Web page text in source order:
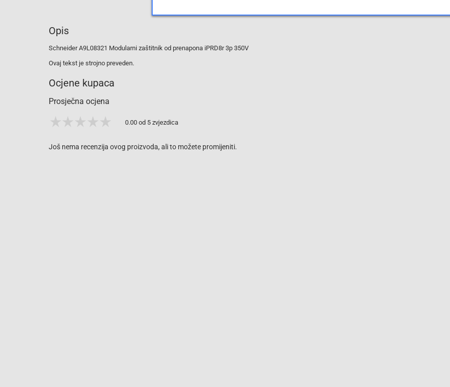
Opis
Schneider A9L08321 Modularni zaštitnik od prenapona iPRD8r 3p 350V
Ovaj tekst je strojno preveden.
Ocjene kupaca
Prosječna ocjena
0.00 od 5 zvjezdica
Još nema recenzija ovog proizvoda, ali to možete promijeniti.